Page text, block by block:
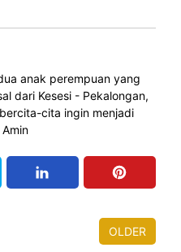
anak perempuan yang
dari Kesesi - Pekalongan,
cita ingin menjadi
OLDER